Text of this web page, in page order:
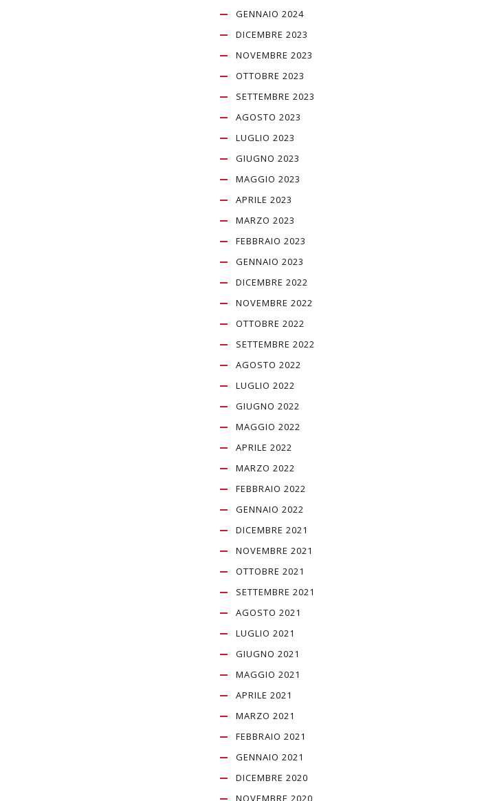
GENNAIO 2024
DICEMBRE 2023
NOVEMBRE 2023
OTTOBRE 2023
SETTEMBRE 2023
AGOSTO 2023
LUGLIO 2023
GIUGNO 2023
MAGGIO 2023
APRILE 2023
MARZO 2023
FEBBRAIO 2023
GENNAIO 2023
DICEMBRE 2022
NOVEMBRE 2022
OTTOBRE 2022
SETTEMBRE 2022
AGOSTO 2022
LUGLIO 2022
GIUGNO 2022
MAGGIO 2022
APRILE 2022
MARZO 2022
FEBBRAIO 2022
GENNAIO 2022
DICEMBRE 2021
NOVEMBRE 2021
OTTOBRE 2021
SETTEMBRE 2021
AGOSTO 2021
LUGLIO 2021
GIUGNO 2021
MAGGIO 2021
APRILE 2021
MARZO 2021
FEBBRAIO 2021
GENNAIO 2021
DICEMBRE 2020
NOVEMBRE 2020